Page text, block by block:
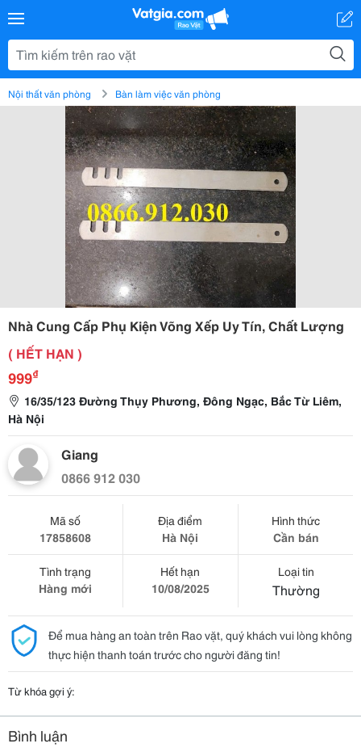
Nội thất văn phòng Bàn làm việc văn phòng
Nhà Cung Cấp Phụ Kiện Võng Xếp Uy Tín, Chất Lượng
( HẾT HẠN )
999₫
16/35/123 Đường Thụy Phương, Đông Ngạc, Bắc Từ Liêm,
Hà Nội
Giang
0866 912 030
Mã số
17858608
Địa điểm
Hà Nội
Hình thức
Cần bán
Tình trạng
Hàng mới
Hết hạn
10/08/2025
Loại tin
Thường
Để mua hàng an toàn trên Rao vặt, quý khách vui lòng không
thực hiện thanh toán trước cho người đăng tin!
Từ khóa gợi ý:
Bình luận